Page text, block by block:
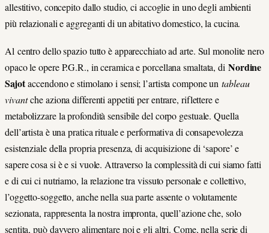
allestitivo, concepito dallo studio, ci accoglie in uno degli ambienti
più relazionali e aggreganti di un abitativo domestico, la cucina.
Al centro dello spazio tutto è apparecchiato ad arte. Sul monolite nero
opaco le opere P.G.R., in ceramica e porcellana smaltata, di Nordine
Sajotaccendono e stimolano i sensi; l’artista compone untableau
vivantche aziona differenti appetiti per entrare, riflettere e
metabolizzare la profondità sensibile del corpo gestuale. Quella
dell’artista è una pratica rituale e performativa di consapevolezza
esistenziale della propria presenza, di acquisizione di ‘sapore’ e
sapere cosa si è e si vuole. Attraverso la complessità di cui siamo fatti
e di cui ci nutriamo, la relazione tra vissuto personale e collettivo,
l’oggetto-soggetto, anche nella sua parte assente o volutamente
sezionata, rappresenta la nostra impronta, quell’azione che, solo
sentita, può davvero alimentare noi e gli altri. Come, nella serie di